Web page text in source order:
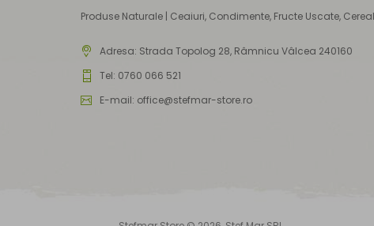
Produse Naturale | Ceaiuri, Condimente, Fructe Uscate,
Adresa: Strada Topolog 28, Râmnicu Vâlcea 240160
Tel: 0760 066 521
E-mail: office@stefmar-store.ro